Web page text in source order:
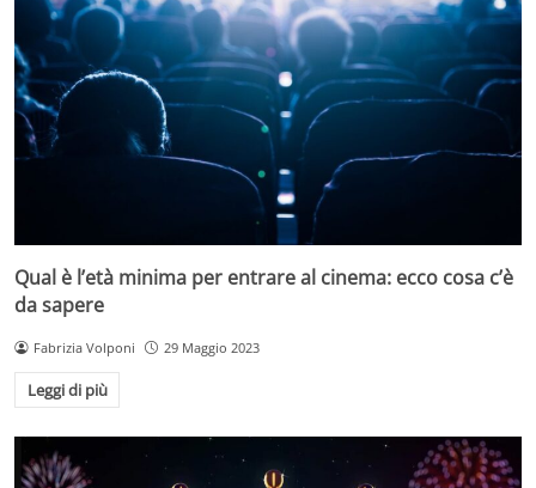
Qual è l’età minima per entrare al cinema: ecco cosa c’è
da sapere
Fabrizia Volponi 29 Maggio 2023
Leggi di più